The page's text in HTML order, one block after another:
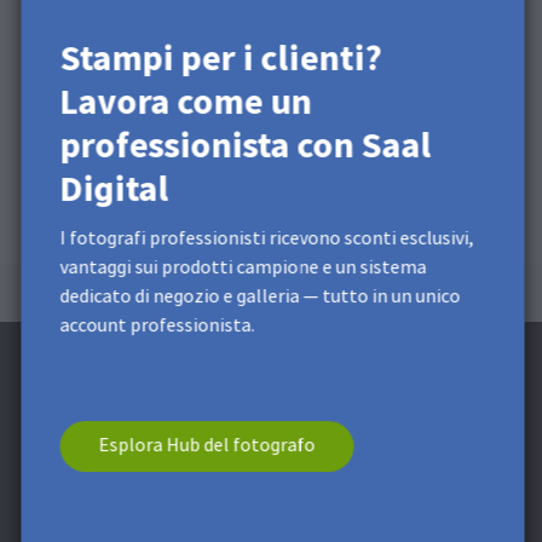
Stampi per i clienti?
Lavora come un
professionista con Saal
Digital
I fotografi professionisti ricevono sconti esclusivi,
vantaggi sui prodotti campione e un sistema
dedicato di negozio e galleria — tutto in un unico
account professionista.
Esplora Hub del fotografo
Iscrivi alla Newsletter e ricevi uno Sconto di